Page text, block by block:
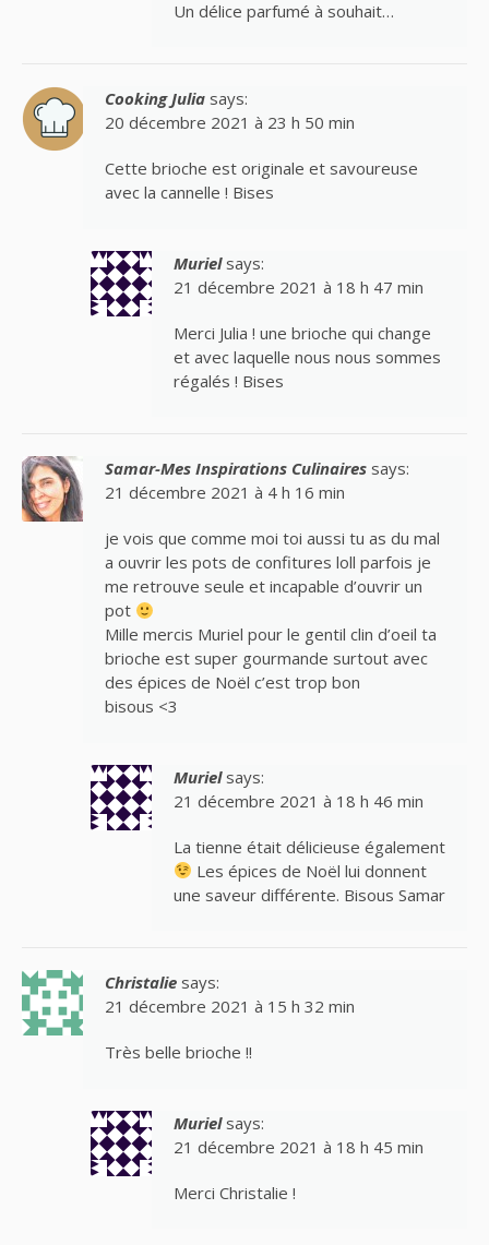
Un délice parfumé à souhait…
Cooking Julia says:
20 décembre 2021 à 23 h 50 min
Cette brioche est originale et savoureuse
avec la cannelle ! Bises
Muriel says:
21 décembre 2021 à 18 h 47 min
Merci Julia ! une brioche qui change
et avec laquelle nous nous sommes
régalés ! Bises
Samar-Mes Inspirations Culinaires says:
21 décembre 2021 à 4 h 16 min
je vois que comme moi toi aussi tu as du mal
a ouvrir les pots de confitures loll parfois je
me retrouve seule et incapable d’ouvrir un
pot
Mille mercis Muriel pour le gentil clin d’oeil ta
brioche est super gourmande surtout avec
des épices de Noël c’est trop bon
bisous <3
Muriel says:
21 décembre 2021 à 18 h 46 min
La tienne était délicieuse également
Les épices de Noël lui donnent
une saveur différente. Bisous Samar
Christalie says:
21 décembre 2021 à 15 h 32 min
Très belle brioche !!
Muriel says:
21 décembre 2021 à 18 h 45 min
Merci Christalie !